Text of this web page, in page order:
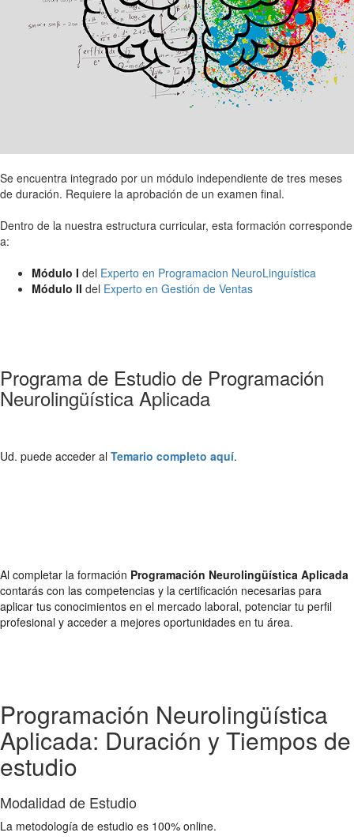
Se encuentra integrado por un módulo independiente de tres meses
de duración. Requiere la aprobación de un examen final.
Dentro de la nuestra estructura curricular, esta formación corresponde
a:
Módulo I del Experto en Programacion NeuroLinguística
Módulo II del Experto en Gestión de Ventas
Programa de Estudio de Programación
Neurolingüística Aplicada
Ud. puede acceder al Temario completo aquí.
Al completar la formación Programación Neurolingüística Aplicada
contarás con las competencias y la certificación necesarias para
aplicar tus conocimientos en el mercado laboral, potenciar tu perfil
profesional y acceder a mejores oportunidades en tu área.
Programación Neurolingüística
Aplicada: Duración y Tiempos de
estudio
Modalidad de Estudio
La metodología de estudio es 100% online.